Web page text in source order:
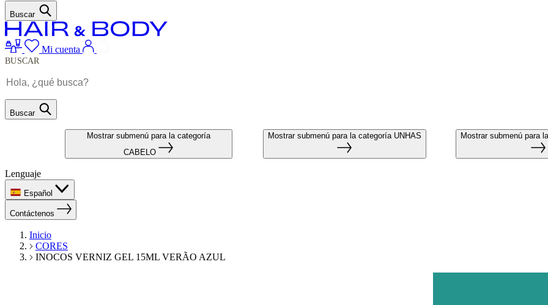
Buscar
Mi cuenta
BUSCAR
Buscar
Mostrar submenú para la categoría
CABELO
Mostrar submenú para la categoría UNHAS Mostrar submenú para
Lenguaje
Español
Contáctenos
Inicio
CORES
INOCOS VERNIZ GEL 15ML VERÃO AZUL